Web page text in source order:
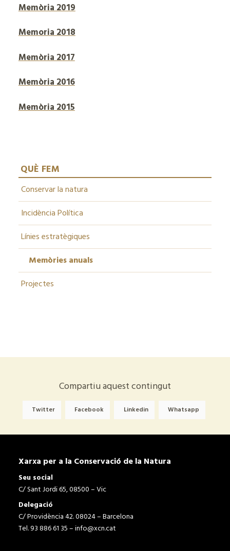
Memòria 2019
Memoria 2018
Memòria 2017
Memòria 2016
Memòria 2015
QUÈ FEM
Conservar la natura
Incidència Política
Línies estratègiques
Memòries anuals
Projectes
Compartiu aquest contingut
Twitter Facebook Linkedin Whatsapp
Xarxa per a la Conservació de la Natura
Seu social
C/ Sant Jordi 65, 08500 – Vic
Delegació
C/ Providència 42. 08024 – Barcelona
Tel. 93 886 61 35 –info@xcn.cat